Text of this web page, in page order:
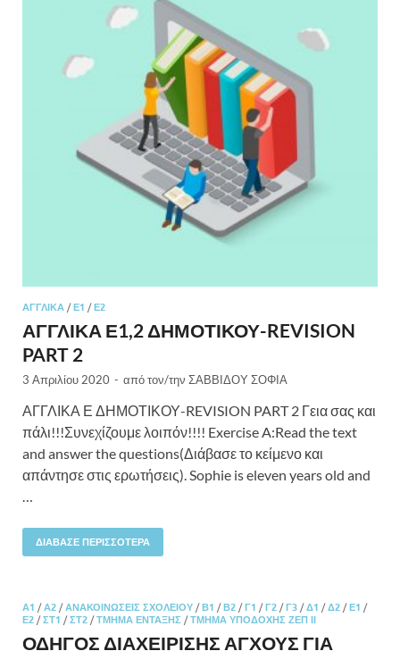
ΑΓΓΛΙΚΆ /Ε1 /Ε2
ΑΓΓΛΙΚΑ Ε1,2 ΔΗΜΟΤΙΚΟΥ-REVISION
PART 2
3 Απριλίου 2020 - από τον/την ΣΑΒΒΙΔΟΥ ΣΟΦΙΑ
ΑΓΓΛΙΚΑ Ε ΔΗΜΟΤΙΚΟΥ-REVISION PART 2 Γεια σας και
πάλι!!!Συνεχίζουμε λοιπόν!!!! Exercise A:Read the text
and answer the questions(Διάβασε το κείμενο και
απάντησε στις ερωτήσεις). Sophie is eleven years old and
…
ΔΙΆΒΑΣΕ ΠΕΡΙΣΣΌΤΕΡΑ
Α1 /Α2 /ΑΝΑΚΟΙΝΏΣΕΙΣ ΣΧΟΛΕΊΟΥ /Β1 /Β2 /Γ1 /Γ2 /Γ3 /Δ1 /Δ2 /Ε1 /
Ε2 /ΣΤ1 /ΣΤ2 /ΤΜΉΜΑ ΈΝΤΑΞΗΣ /ΤΜΉΜΑ ΥΠΟΔΟΧΉΣ ΖΕΠ ΙΙ
ΟΔΗΓΟΣ ΔΙΑΧΕΙΡΙΣΗΣ ΑΓΧΟΥΣ ΓΙΑ